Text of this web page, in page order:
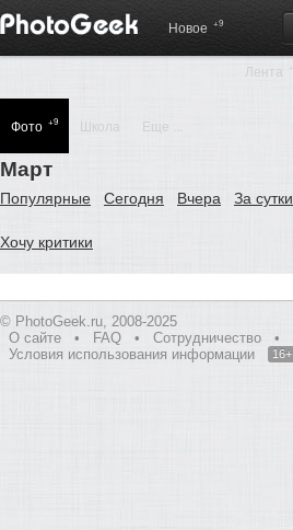
Новое +9
Лента
Фото +9 Школа Еще ...
Март
Популярные Сегодня Вчера За сутки
Хочу критики
© PhotoGeek.ru, 2008-2025
О сайте
• FAQ • Сотрудничество •
Условия использования информации
16+